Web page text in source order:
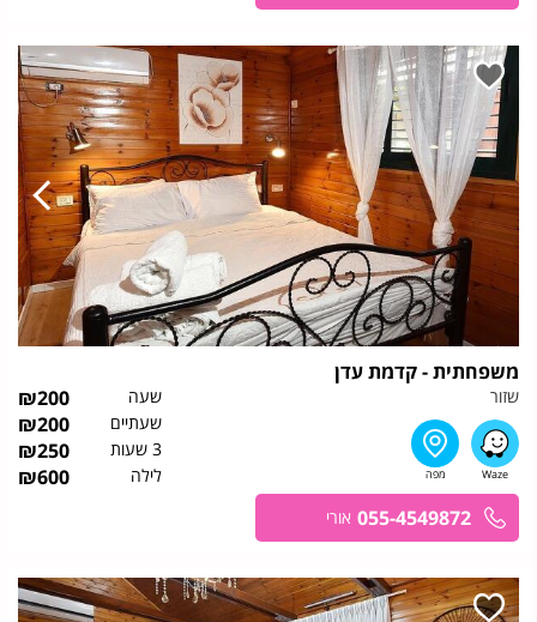
משפחתית - קדמת עדן
שזור שעה ₪200
שעתיים ₪200
3 שעות ₪250
לילה ₪600
055-4549872 אורי